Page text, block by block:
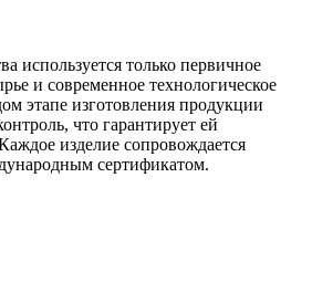
используется только первичное
и современное технологическое
этапе изготовления продукции
что гарантирует ей
изделие сопровождается
сертификатом.